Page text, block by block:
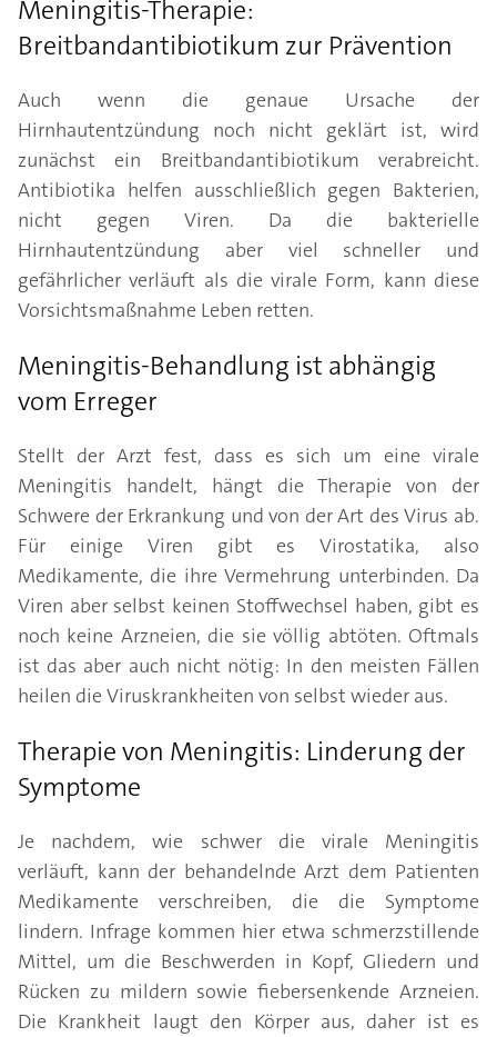
Meningitis-Therapie:
Breitbandantibiotikum zur Prävention
Auch wenn die genaue Ursache der
Hirnhautentzündung noch nicht geklärt ist, wird
zunächst ein Breitbandantibiotikum verabreicht.
Antibiotika helfen ausschließlich gegen Bakterien,
nicht gegen Viren. Da die bakterielle
Hirnhautentzündung aber viel schneller und
gefährlicher verläuft als die virale Form, kann diese
Vorsichtsmaßnahme Leben retten.
Meningitis-Behandlung ist abhängig
vom Erreger
Stellt der Arzt fest, dass es sich um eine virale
Meningitis handelt, hängt die Therapie von der
Schwere der Erkrankung und von der Art des Virus ab.
Für einige Viren gibt es Virostatika, also
Medikamente, die ihre Vermehrung unterbinden. Da
Viren aber selbst keinen Stoffwechsel haben, gibt es
noch keine Arzneien, die sie völlig abtöten. Oftmals
ist das aber auch nicht nötig: In den meisten Fällen
heilen die Viruskrankheiten von selbst wieder aus.
Therapie von Meningitis: Linderung der
Symptome
Je nachdem, wie schwer die virale Meningitis
verläuft, kann der behandelnde Arzt dem Patienten
Medikamente verschreiben, die die Symptome
lindern. Infrage kommen hier etwa schmerzstillende
Mittel, um die Beschwerden in Kopf, Gliedern und
Rücken zu mildern sowie fiebersenkende Arzneien.
Die Krankheit laugt den Körper aus, daher ist es